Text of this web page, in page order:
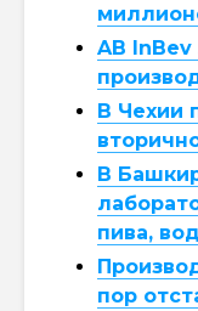
AB InBev
В Чехии
В
пива,
пор